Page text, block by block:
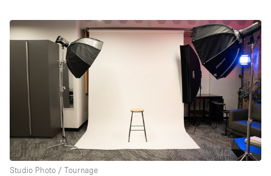
Studio Photo / Tournage